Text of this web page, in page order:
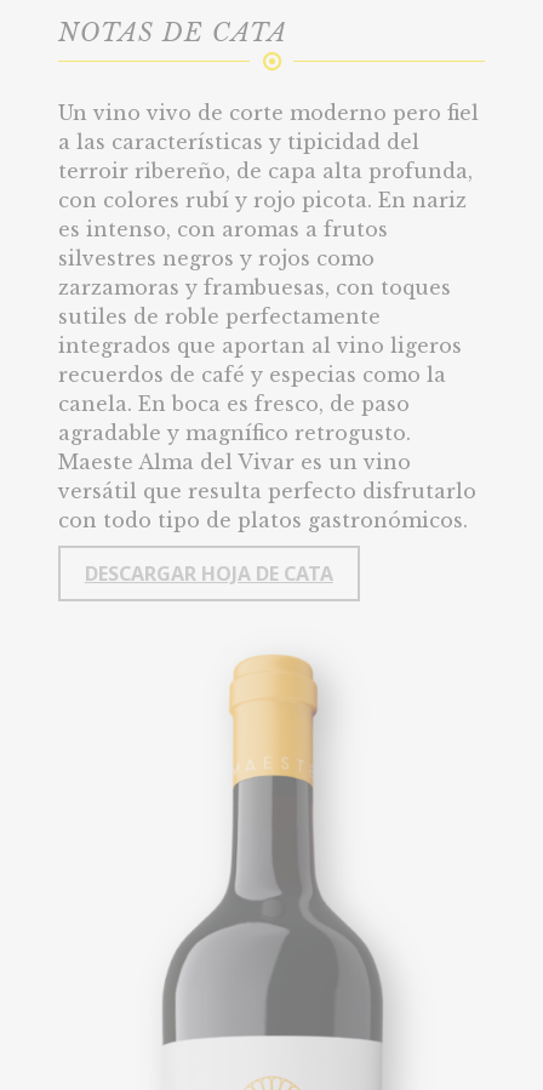
NOTAS DE CATA
Un vino vivo de corte moderno pero fiel
a las características y tipicidad del
terroir ribereño, de capa alta profunda,
con colores rubí y rojo picota. En nariz
es intenso, con aromas a frutos
silvestres negros y rojos como
zarzamoras y frambuesas, con toques
sutiles de roble perfectamente
integrados que aportan al vino ligeros
recuerdos de café y especias como la
canela. En boca es fresco, de paso
agradable y magnífico retrogusto.
Maeste Alma del Vivar es un vino
versátil que resulta perfecto disfrutarlo
con todo tipo de platos gastronómicos.
DESCARGAR HOJA DE CATA